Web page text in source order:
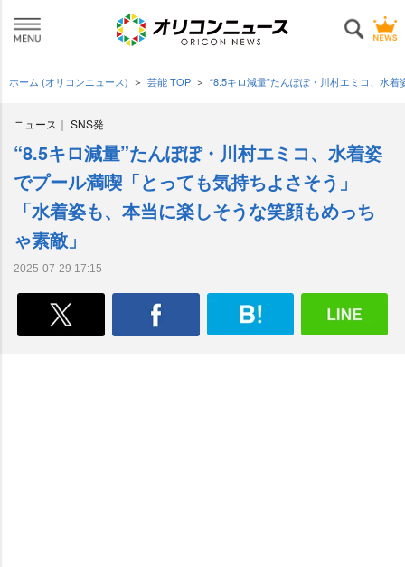
ホーム (オリコンニュース) 芸能 TOP “8.5キロ減量”たんぽぽ・川村エミコ、水
ニュース SNS発
“8.5キロ減量”たんぽぽ・川村エミコ、水着姿
でプール満喫「とっても気持ちよさそう」
「水着姿も、本当に楽しそうな笑顔もめっち
ゃ素敵」
2025-07-29 17:15